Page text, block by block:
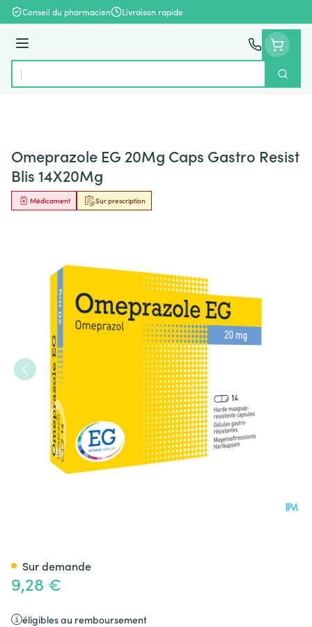
Aller au contenu
Conseil du pharmacien Livraison rapide
Menu
Rechercher
Omeprazole EG 20Mg Caps Gastro Resist
Blis 14X20Mg
Sur prescription
Médicament
9,28 €
éligibles au remboursement
Sur demande